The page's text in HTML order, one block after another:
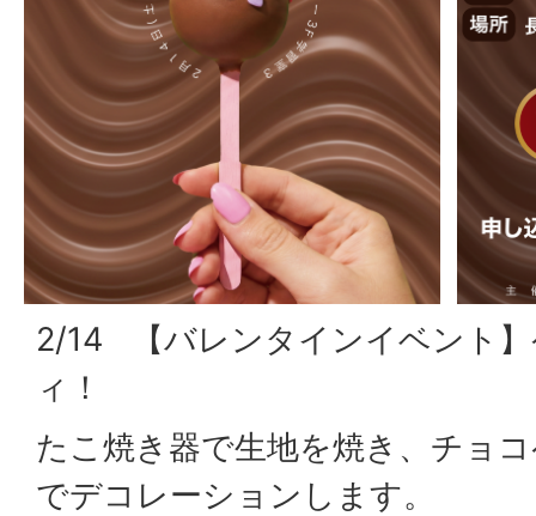
2/14 【バレンタインイベント
ィ！
たこ焼き器で生地を焼き、チョ
でデコレーションします。